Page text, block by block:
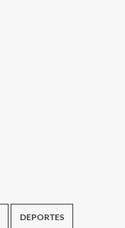
DEPORTES